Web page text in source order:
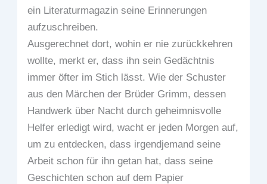
ein Literaturmagazin seine Erinnerungen
aufzuschreiben.
Ausgerechnet dort, wohin er nie zurückkehren
wollte, merkt er, dass ihn sein Gedächtnis
immer öfter im Stich lässt. Wie der Schuster
aus den Märchen der Brüder Grimm, dessen
Handwerk über Nacht durch geheimnisvolle
Helfer erledigt wird, wacht er jeden Morgen auf,
um zu entdecken, dass irgendjemand seine
Arbeit schon für ihn getan hat, dass seine
Geschichten schon auf dem Papier